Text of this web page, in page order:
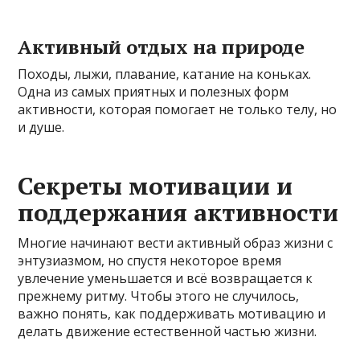
Активный отдых на природе
Походы, лыжи, плавание, катание на коньках.
Одна из самых приятных и полезных форм
активности, которая помогает не только телу, но
и душе.
Секреты мотивации и
поддержания активности
Многие начинают вести активный образ жизни с
энтузиазмом, но спустя некоторое время
увлечение уменьшается и всё возвращается к
прежнему ритму. Чтобы этого не случилось,
важно понять, как поддерживать мотивацию и
делать движение естественной частью жизни.